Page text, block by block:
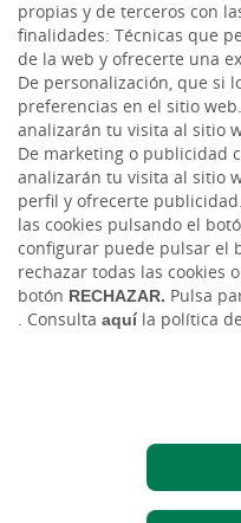
propias y de terceros con
finalidades: Técnicas que
de la web y ofrecerte una
De personalización, que si
preferencias en el sitio
analizarán tu visita al sitio
De marketing o publicidad
analizarán tu visita al sitio
perfil y ofrecerte
las cookies pulsando el
configurar puede pulsar el
rechazar todas las cookies
botón RECHAZAR. Pulsa
. Consulta aquíla política
LinkedIn
YouTube
Código de Ética y Conducta
Aviso legal
Política